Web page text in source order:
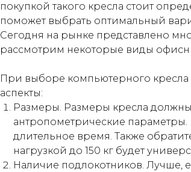
покупкой такого кресла стоит
поможет выбрать оптимальный
Сегодня на рынке представлено
рассмотрим некоторые виды
При выборе компьютерного
аспекты:
Размеры. Размеры кресла
антропометрические параметры.
длительное время. Также
нагрузкой до 150 кг будет
Наличие подлокотников. Лучше,